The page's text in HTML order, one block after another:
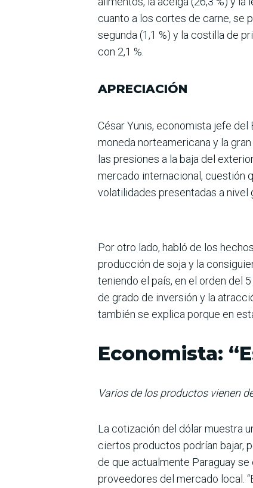
cuanto a los cortes de carne, se
segunda (1,1 %) y la costilla de
con 2,1 %.
APRECIACIÓN
César Yunis, economista jefe
moneda norteamericana y la
las presio­nes a la baja del
mercado internacional, cues­tión
volatilidades presen­tadas a nivel
Por otro lado, habló de los
producción de soja y la
teniendo el país, en el orden del
de grado de inversión y la
también se explica porque en
Economista:
Varios de los productos vienen
La cotización del dólar mues­tra
ciertos produc­tos podrían bajar,
de que actualmente Paraguay
proveedores del mercado local.